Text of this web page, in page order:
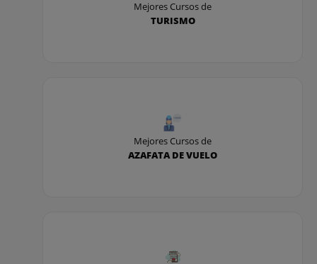
Mejores Cursos de
TURISMO
Mejores Cursos de
AZAFATA DE VUELO